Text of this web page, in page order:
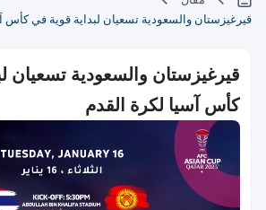
قيرغيزستان والسعودية تسعيان لبداية قوية في كأس
قيرغيزستان والسعودية تسعيان
كأس آسيا لكرة القدم